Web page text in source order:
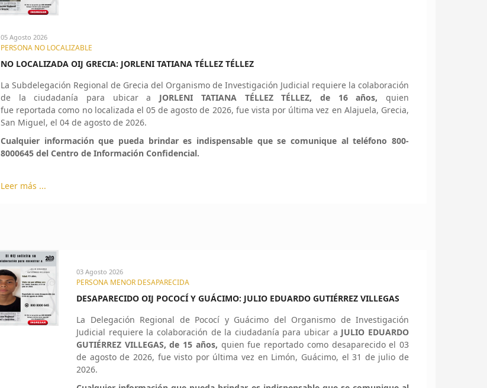
05 Agosto 2026
PERSONA NO LOCALIZABLE
NO LOCALIZADA OIJ GRECIA: JORLENI TATIANA TÉLLEZ TÉLLEZ
La Subdelegación Regional de Grecia del Organismo de Investigación Judicial requiere la colaboración
de la ciudadanía para ubicar a JORLENI TATIANA TÉLLEZ TÉLLEZ, de 16 años,quien
fue reportada como no localizada el 05 de agosto de 2026, fue vista por última vez en Alajuela, Grecia,
San Miguel, el 04 de agosto de 2026.
Cualquier información que pueda brindar es indispensable que se comunique al teléfono 800-
8000645 del Centro de Información Confidencial.
Leer más ...
03 Agosto 2026
PERSONA MENOR DESAPARECIDA
DESAPARECIDO OIJ POCOCÍ Y GUÁCIMO: JULIO EDUARDO GUTIÉRREZ VILLEGAS
La Delegación Regional de Pococí y Guácimo del Organismo de Investigación
Judicial requiere la colaboración de la ciudadanía para ubicar a JULIO EDUARDO
GUTIÉRREZ VILLEGAS, de 15 años, quien fue reportado como desaparecido el 03
de agosto de 2026, fue visto por última vez en Limón, Guácimo, el 31 de julio de
2026.